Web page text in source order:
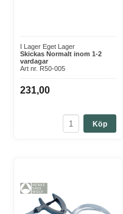
I Lager Eget Lager
Skickas Normalt inom 1-2
vardagar
Art nr. R50-005
231,00
Köp